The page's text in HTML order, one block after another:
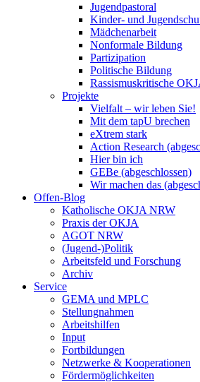
Jugendpastoral
Kinder- und
Mädchenarbeit
Nonformale Bildung
Partizipation
Politische Bildung
Rassismuskritische
Projekte
Vielfalt – wir leben Sie!
Mit dem tapU brechen
eXtrem stark
Action Research
Hier bin ich
GEBe (abgeschlossen)
Wir machen das
Offen-Blog
Katholische OKJA NRW
Praxis der OKJA
AGOT NRW
(Jugend-)Politik
Arbeitsfeld und Forschung
Archiv
Service
GEMA und MPLC
Stellungnahmen
Arbeitshilfen
Input
Fortbildungen
Netzwerke & Kooperationen
Fördermöglichkeiten